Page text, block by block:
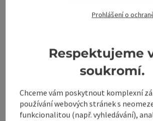
Informace pro hosty
Verhuurdersdiensten
Místní turistická fóra
Prohlášení o
Respektujeme
soukromí.
Chceme vám poskytnout komplexní
používání webových stránek s
funkcionalitou (např. vyhledávání),